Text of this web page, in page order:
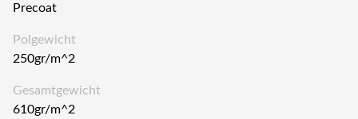
Precoat
Polgewicht
250gr/m^2
Gesamtgewicht
610gr/m^2